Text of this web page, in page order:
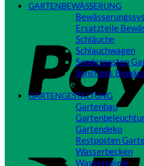
GARTENBEWÄSSERUNG
Ersatzteile
Schläuche
Schlauchwagen
Sonderposten
Sonstiges
Close
GARTENGESTALTUNG
Gartenbau
Gartendeko
Restposten
Wasserbecken
Wasserspiele